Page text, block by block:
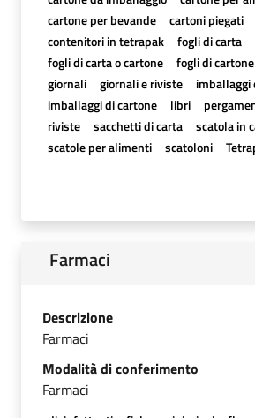
cartone per bevande
cartoni piegati
contenitori in tetrapak
fogli di carta
fogli di carta o cartone
fogli di cartone
giornali
giornali e riviste
imballaggi
imballaggi di cartone
libri
riviste
sacchetti di carta
scatola in
scatole per alimenti
scatoloni
Farmaci
Descrizione
Farmaci
Modalità di conferimento
Farmaci